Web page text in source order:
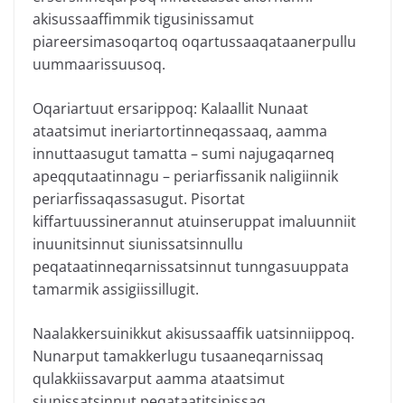
akisussaaffimmik tigusinissamut
piareersimasoqartoq oqartussaaqataanerpullu
uummaarissuusoq.
Oqariartuut ersarippoq: Kalaallit Nunaat
ataatsimut ineriartortinneqassaaq, aamma
innuttaasugut tamatta – sumi najugaqarneq
apeqqutaatinnagu – periarfissanik naligiinnik
periarfissaqassasugut. Pisortat
kiffartuussinerannut atuinseruppat imaluunniit
inuunitsinnut siunissatsinnullu
peqataatinneqarnissatsinnut tunngasuuppata
tamarmik assigiissillugit.
Naalakkersuinikkut akisussaaffik uatsinniippoq.
Nunarput tamakkerlugu tusaaneqarnissaq
qulakkiissavarput aamma ataatsimut